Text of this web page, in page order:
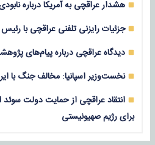
هشدار عراقچی به آمریکا درباره
جزئیات رایزنی تلفنی عراقچی با
دیدگاه عراقچی درباره پیام‌های
نخست‌وزیر اسپانیا: مخالف جنگ با
انتقاد عراقچی از حمایت دولت
برای رژیم صهیونیستی